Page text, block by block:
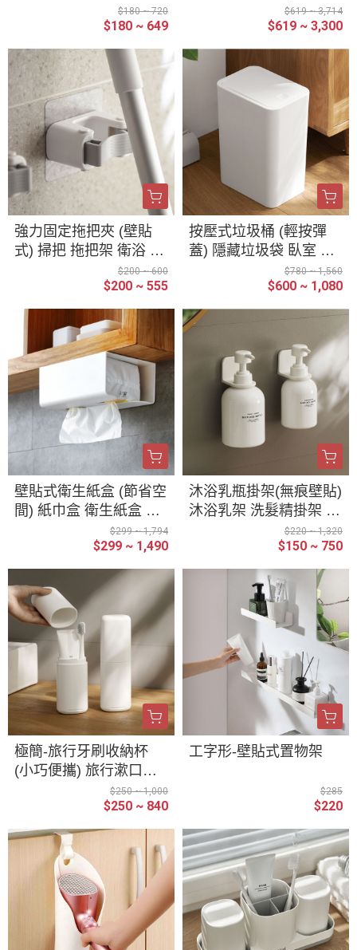
$180 ~ 720
$180 ~ 649
納盒 可拖拉 廚房 浴室
桌面 櫥櫃 收納 收納盒
滾輪滑輪 收納籃雜物筐
$619 ~ 3,714
$619 ~ 3,300
強力固定拖把夾 (壁貼
式) 掃把 拖把架 衛浴 壁
$200 ~ 600
$200 ~ 555
按壓式垃圾桶 (輕按彈
蓋) 隱藏垃圾袋 臥室 浴
室垃圾桶 彈蓋式垃圾桶
厨房垃圾桶 簡約 窄縫垃
圾桶
$780 ~ 1,560
$600 ~ 1,080
壁貼式衛生紙盒 (節省空
間) 紙巾盒 衛生紙盒 免
釘 免打孔 壁掛 面紙盒
可倒掛 黏貼式 衛生紙
$299 ~ 1,794
$299 ~ 1,490
沐浴乳瓶掛架(無痕壁貼)
沐浴乳架 洗髮精掛架 架
子 免打孔 置物架 無痕
掛架 洗手乳架 瓶口架
收納 掛勾
$220 ~ 1,320
$150 ~ 750
極簡-旅行牙刷收納杯
(小巧便攜) 旅行漱口杯
牙刷杯 牙刷盒 環保洗漱
杯 牙刷牙膏收納 盥洗用
品收納 收納盒
$250 ~ 1,000
$250 ~ 840
工字形-壁貼式置物架
$285
$220